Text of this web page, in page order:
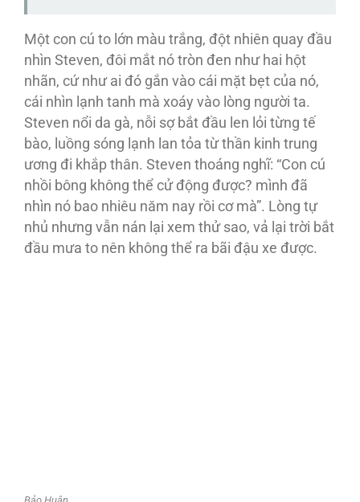
Một con cú to lớn màu trắng, đột nhiên quay đầu
nhìn Steven, đôi mắt nó tròn đen như hai hột
nhãn, cứ như ai đó gắn vào cái mặt bẹt của nó,
cái nhìn lạnh tanh mà xoáy vào lòng người ta.
Steven nổi da gà, nỗi sợ bắt đầu len lỏi từng tế
bào, luồng sóng lạnh lan tỏa từ thần kinh trung
ương đi khắp thân. Steven thoáng nghĩ: “Con cú
nhồi bông không thể cử động được? mình đã
nhìn nó bao nhiêu năm nay rồi cơ mà”. Lòng tự
nhủ nhưng vẫn nán lại xem thử sao, vả lại trời bắt
đầu mưa to nên không thể ra bãi đậu xe được.